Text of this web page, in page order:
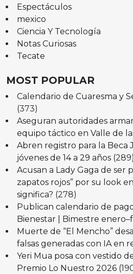
Espectáculos
mexico
Ciencia Y Tecnología
Notas Curiosas
Tecate
MOST POPULAR
Calendario de Cuaresma y
(373)
Aseguran autoridades
equipo táctico en Valle de
Abren registro para la Beca
jóvenes de 14 a 29 años (289)
Acusan a Lady Gaga de ser
zapatos rojos” por su look
significa? (278)
Publican calendario de
Bienestar | Bimestre
Muerte de “El Mencho”
falsas generadas con IA en
Yeri Mua posa con vestido
Premio Lo Nuestro 2026